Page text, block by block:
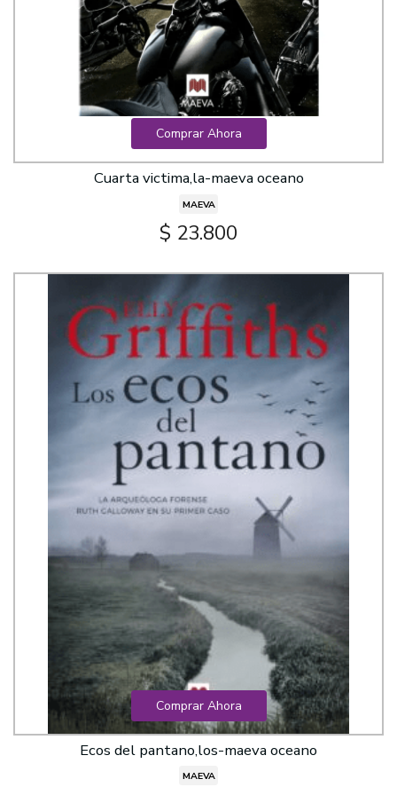
Comprar Ahora
Cuarta victima,la-maeva oceano
MAEVA
$ 23.800
Comprar Ahora
Ecos del pantano,los-maeva oceano
MAEVA